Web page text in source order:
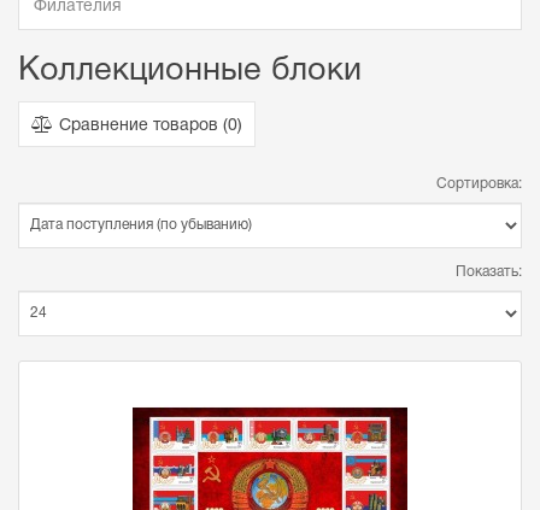
Филателия
Коллекционные блоки
Сравнение товаров (0)
Сортировка:
Показать: